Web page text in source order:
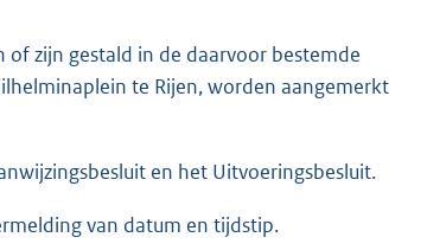
zijn gestald in de daarvoor bestemde
te Rijen, worden aangemerkt
en het Uitvoeringsbesluit.
van datum en tijdstip.